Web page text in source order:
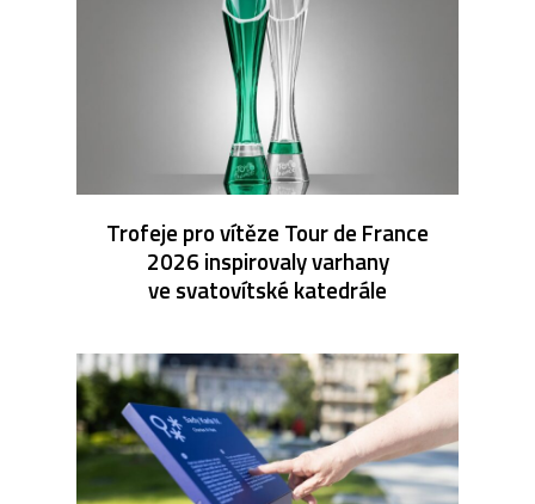
Trofeje pro vítěze Tour de France
2026 inspirovaly varhany
ve svatovítské katedrále